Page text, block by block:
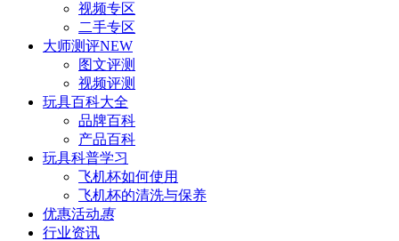
视频专区
二手专区
大师测评NEW
图文评测
视频评测
玩具百科大全
品牌百科
产品百科
玩具科普学习
飞机杯如何使用
飞机杯的清洗与保养
优惠活动惠
行业资讯